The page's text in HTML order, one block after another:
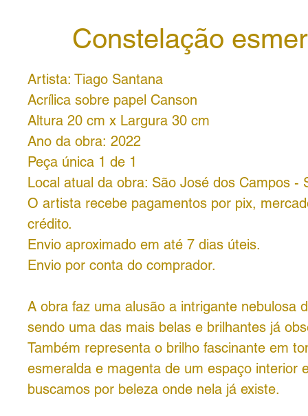
Constelação
Artista: Tiago Santana
Acrílica sobre papel Canson
Altura 20 cm x Largura 30 cm
Ano da obra: 2022
Peça única 1 de 1
Local atual da obra: São José dos Campos -
O artista recebe pagamentos por pix,
crédito.
Envio aproximado em até 7 dias úteis.
Envio por conta do comprador.
A obra faz uma alusão a intrigante nebulosa
sendo uma das mais belas e brilhantes já
Também representa o brilho fascinante em
esmeralda e magenta de um espaço interior
buscamos por beleza onde nela já existe.